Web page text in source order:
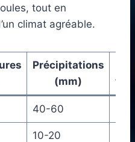
tout en
climat agréable.
Précipitations
(mm)
40-60
10-20